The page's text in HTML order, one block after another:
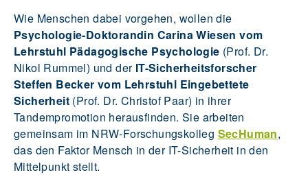
Wie Menschen dabei vorgehen, wollen die
Psychologie-Doktorandin Carina Wiesen vom
Lehrstuhl Pädagogische Psychologie (Prof. Dr.
Nikol Rummel) und der IT-Sicherheitsforscher
Steffen Becker vom Lehrstuhl Eingebettete
Sicherheit (Prof. Dr. Christof Paar) in ihrer
Tandempromotion herausfinden. Sie arbeiten
gemeinsam im NRW-Forschungskolleg SecHuman,
das den Faktor Mensch in der IT-Sicherheit in den
Mittelpunkt stellt.